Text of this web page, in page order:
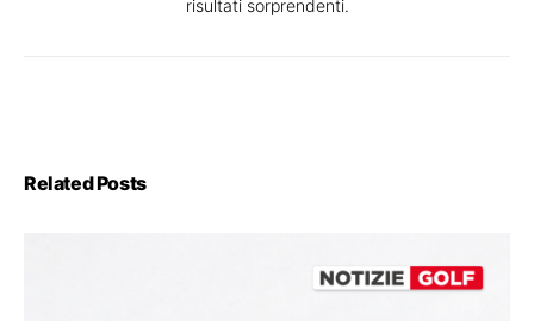
risultati sorprendenti.
Related Posts